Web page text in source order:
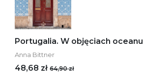
Portugalia. W objęciach oceanu
Anna Bittner
48,68 zł 64,90 zł